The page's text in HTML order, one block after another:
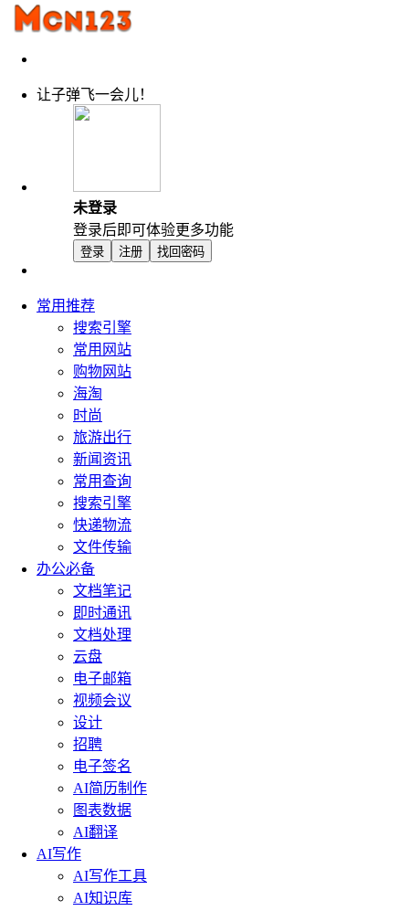
让子弹飞一会儿！
未登录
登录后即可体验更多功能
登录 注册 找回密码
常用推荐
搜索引擎
常用网站
购物网站
海淘
时尚
旅游出行
新闻资讯
常用查询
搜索引擎
快递物流
文件传输
办公必备
文档笔记
即时通讯
文档处理
云盘
电子邮箱
视频会议
设计
招聘
电子签名
AI简历制作
图表数据
AI翻译
AI写作
AI写作工具
AI知识库